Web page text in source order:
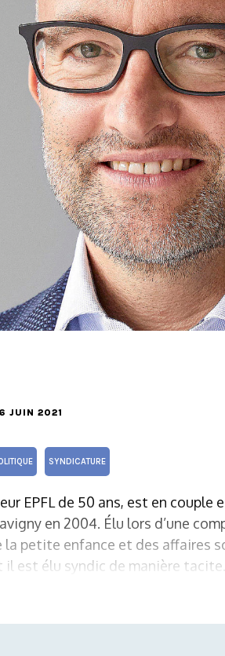
JUIN 2021
SYNDICATURE
EPFL de 50 ans, est en
en 2004. Élu lors d’une
petite enfance et des affaires
est élu syndic de manière tacite.